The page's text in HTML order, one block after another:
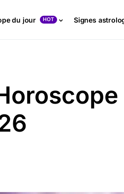
du jour HOT Signes